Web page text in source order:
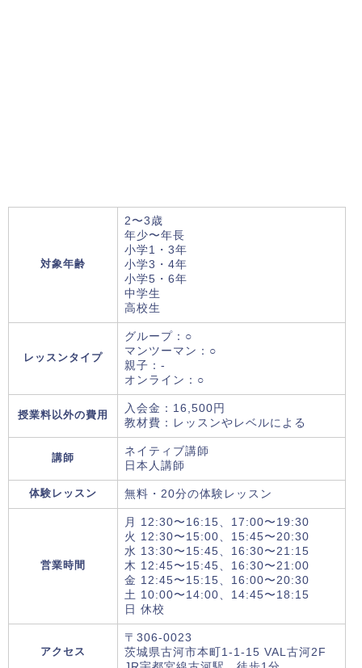
対象年齢
2〜3歳
年少〜年長
小学1・3年
小学3・4年
小学5・6年
中学生
高校生
レッスンタイプ
グループ：○
マンツーマン：○
親子：-
オンライン：○
授業料以外の費用
入会金：16,500円
教材費：レッスンやレベルによる
講師
ネイティブ講師
日本人講師
体験レッスン 無料・20分の体験レッスン
営業時間
月 12:30〜16:15、17:00〜19:30
火 12:30〜15:00、15:45〜20:30
水 13:30〜15:45、16:30〜21:15
木 12:45〜15:45、16:30〜21:00
金 12:45〜15:15、16:00〜20:30
土 10:00〜14:00、14:45〜18:15
日 休校
アクセス
〒306-0023
茨城県古河市本町1-1-15 VAL古河2F